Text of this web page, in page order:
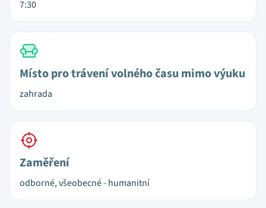
7:30
Místo pro trávení volného času mimo výuku
zahrada
Zaměření
odborné, všeobecné - humanitní